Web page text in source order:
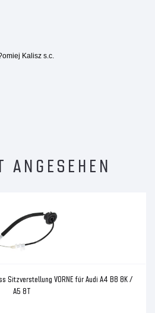
Kalisz s.c.
ANGESEHEN
Sitzverstellung VORNE für Audi A4 B8 8K /
A5 8T